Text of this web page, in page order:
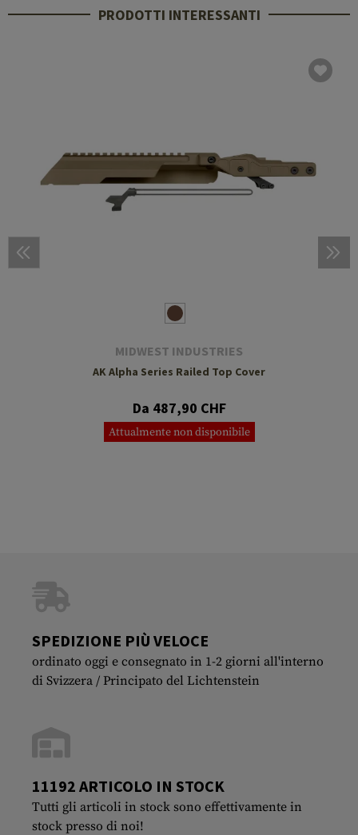
PRODOTTI INTERESSANTI
MIDWEST INDUSTRIES
AK Alpha Series Railed Top Cover
Da 487,90 CHF
Attualmente non disponibile
SPEDIZIONE PIÙ VELOCE
ordinato oggi e consegnato in 1-2 giorni all'interno
di Svizzera / Principato del Lichtenstein
11192 ARTICOLO IN STOCK
Tutti gli articoli in stock sono effettivamente in
stock presso di noi!